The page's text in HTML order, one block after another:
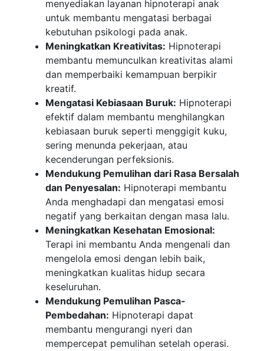
menyediakan layanan hipnoterapi anak
untuk membantu mengatasi berbagai
kebutuhan psikologi pada anak.
Meningkatkan Kreativitas: Hipnoterapi
membantu memunculkan kreativitas alami
dan memperbaiki kemampuan berpikir
kreatif.
Mengatasi Kebiasaan Buruk: Hipnoterapi
efektif dalam membantu menghilangkan
kebiasaan buruk seperti menggigit kuku,
sering menunda pekerjaan, atau
kecenderungan perfeksionis.
Mendukung Pemulihan dari Rasa Bersalah
dan Penyesalan: Hipnoterapi membantu
Anda menghadapi dan mengatasi emosi
negatif yang berkaitan dengan masa lalu.
Meningkatkan Kesehatan Emosional:
Terapi ini membantu Anda mengenali dan
mengelola emosi dengan lebih baik,
meningkatkan kualitas hidup secara
keseluruhan.
Mendukung Pemulihan Pasca-
Pembedahan: Hipnoterapi dapat
membantu mengurangi nyeri dan
mempercepat pemulihan setelah operasi.